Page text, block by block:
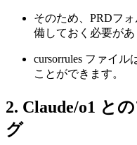
そのため、PRDフ
備しておく必要があ
cursorrules ファイル
ことができます。
2. Claude/o1 と
グ